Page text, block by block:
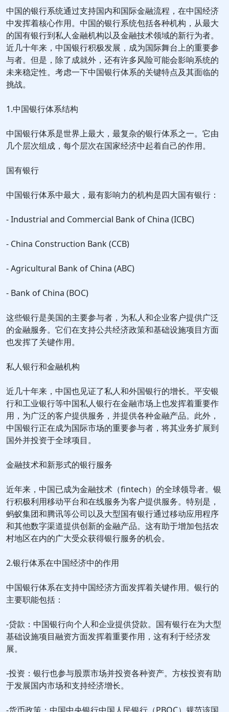
中国的银行系统通过支持国内和国际金融流程，在中国经济
中发挥着核心作用。中国的银行系统包括各种机构，从最大
的国有银行到私人金融机构以及金融技术领域的新行为者。
近几十年来，中国银行积极发展，成为国际舞台上的重要参
与者。但是，除了成就外，还有许多风险可能会影响系统的
未来稳定性。考虑一下中国银行体系的关键特点及其面临的
挑战。
1.中国银行体系结构
中国银行体系是世界上最大，最复杂的银行体系之一。它由
几个层次组成，每个层次在国家经济中起着自己的作用。
国有银行
中国银行体系中最大，最有影响力的机构是四大国有银行：
- Industrial and Commercial Bank of China (ICBC)
- China Construction Bank (CCB)
- Agricultural Bank of China (ABC)
- Bank of China (BOC)
这些银行是美国的主要参与者，为私人和企业客户提供广泛
的金融服务。它们在支持公共经济政策和基础设施项目方面
也发挥了关键作用。
私人银行和金融机构
近几十年来，中国也见证了私人和外国银行的增长。平安银
行和工业银行等中国私人银行在金融市场上也发挥着重要作
用，为广泛的客户提供服务，并提供各种金融产品。此外，
中国银行正在成为国际市场的重要参与者，将其业务扩展到
国外并投资于全球项目。
金融技术和新形式的银行服务
近年来，中国已成为金融技术（fintech）的全球领导者。银
行积极利用移动平台和在线服务为客户提供服务。特别是，
蚂蚁集团和腾讯等公司以及大型国有银行通过移动应用程序
和其他数字渠道提供创新的金融产品。这有助于增加包括农
村地区在内的广大受众获得银行服务的机会。
2.银行体系在中国经济中的作用
中国银行体系在支持中国经济方面发挥着关键作用。银行的
主要职能包括：
-贷款：中国银行向个人和企业提供贷款。国有银行在为大型
基础设施项目融资方面发挥着重要作用，这有利于经济发
展。
-投资：银行也参与股票市场并投资各种资产。方桉投资有助
于发展国内市场和支持经济增长。